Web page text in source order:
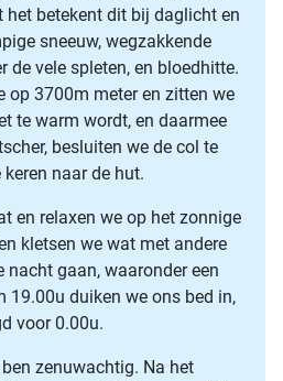
het betekent dit bij daglicht en
sneeuw, wegzakkende
de vele spleten, en bloedhitte.
op 3700m meter en zitten we
te warm wordt, en daarmee
besluiten we de col te
naar de hut.
en relaxen we op het zonnige
kletsen we wat met andere
nacht gaan, waaronder een
19.00u duiken we ons bed in,
voor 0.00u.
zenuwachtig. Na het